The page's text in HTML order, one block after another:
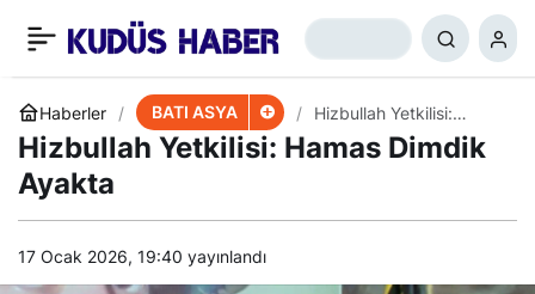
Haberler BATI ASYA
Hizbullah Yetkilisi:
Hamas Dimdik Ayakta
Hizbullah Yetkilisi: Hamas Dimdik
Ayakta
17 Ocak 2026, 19:40 yayınlandı
Batı Şeria’da Baskın ve
Tutuklama Furyası
+ 0 Paylaş